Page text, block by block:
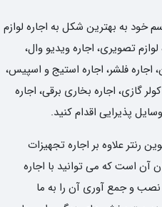
خود به بهترین شکل به اجاره لوازم
لوازم تصویری، اجاره ویدیو وال،
اجاره فلشر، اجاره استیج و اسپیس،
گازی، اجاره بخاری برقی، اجاره
پذیرایی اقدام کنید.
رنتر علاوه بر اجاره تجهیزات
آن است که می توانید با اجاره
نصب و جمع آوری آن را به ما